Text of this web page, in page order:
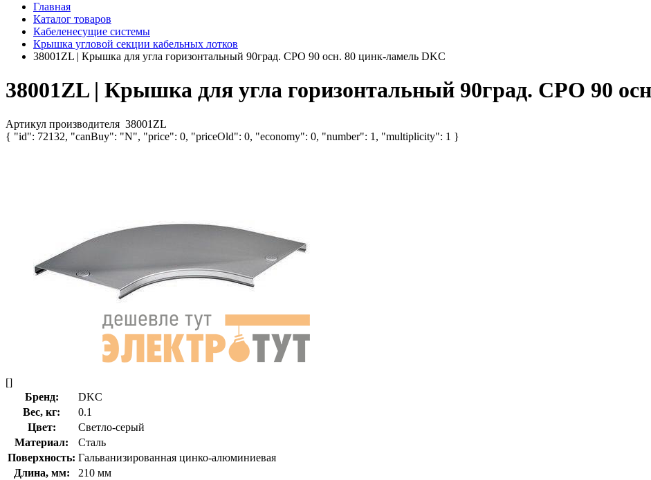
Главная
Каталог товаров
Кабеленесущие системы
Крышка угловой секции кабельных лотков
38001ZL | Крышка для угла горизонтальный 90град. CPO 90 осн. 80 цинк-ламель DKC
38001ZL | Крышка для угла горизонтальный 90град. CPO 90
Артикул производителя 38001ZL
{ "id": 72132, "canBuy": "N", "price": 0, "priceOld": 0, "economy": 0, "number": 1, "multiplicity": 1 }
[]
Бренд:
DKC
Вес, кг:
0.1
Цвет:
Светло-серый
Материал:
Сталь
Поверхность: Гальванизированная цинко-алюминиевая
Длина, мм:
210 мм